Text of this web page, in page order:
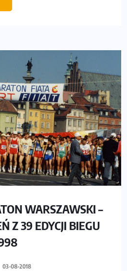
WARSZAWSKI –
Z 39 EDYCJI BIEGU
03-08-2018